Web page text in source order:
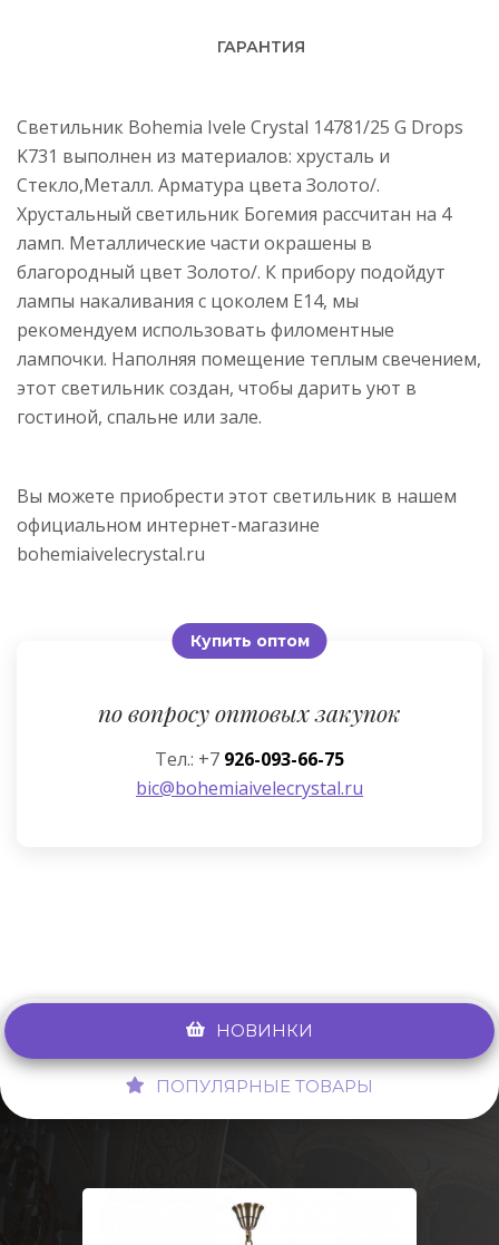
ГАРАНТИЯ
Светильник Bohemia Ivele Crystal 14781/25 G Drops
K731 выполнен из материалов: хрусталь и
Стекло,Металл. Арматура цвета Золото/.
Хрустальный светильник Богемия рассчитан на 4
ламп. Металлические части окрашены в
благородный цвет Золото/. К прибору подойдут
лампы накаливания с цоколем E14, мы
рекомендуем использовать филоментные
лампочки. Наполняя помещение теплым свечением,
этот светильник создан, чтобы дарить уют в
гостиной, спальне или зале.
Вы можете приобрести этот светильник в нашем
официальном интернет-магазине
bohemiaivelecrystal.ru
Купить оптом
по вопросу оптовых закупок
Тел.: +7 926-093-66-75
bic@bohemiaivelecrystal.ru
НОВИНКИ
ПОПУЛЯРНЫЕ ТОВАРЫ